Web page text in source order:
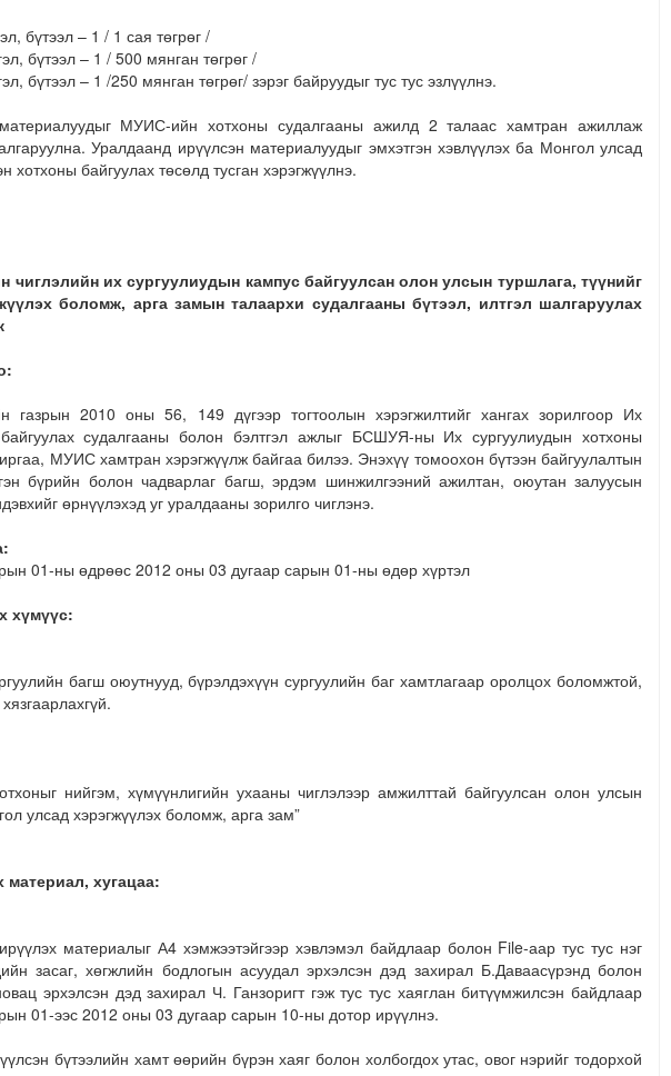
бүтээл – 1 / 1 сая төгрөг /
бүтээл – 1 / 500 мянган төгрөг /
бүтээл – 1 /250 мянган төгрөг/ зэрэг байруудыг тус тус эзлүүлнэ.
МУИС-ийн хотхоны судалгааны ажилд 2 талаас хамтран ажиллаж
Уралдаанд ирүүлсэн материалуудыг эмхэтгэн хэвлүүлэх ба Монгол улсад
хотхоны байгуулах төсөлд тусган хэрэгжүүлнэ.
чиглэлийн их сургуулиудын кампус байгуулсан олон улсын туршлага, түүнийг
боломж, арга замын талаархи судалгааны бүтээл, илтгэл шалгаруулах
газрын 2010 оны 56, 149 дүгээр тогтоолын хэрэгжилтийг хангах зорилгоор Их
судалгааны болон бэлтгэл ажлыг БСШУЯ-ны Их сургуулиудын хотхоны
МУИС хамтран хэрэгжүүлж байгаа билээ. Энэхүү томоохон бүтээн байгуулалтын
бүрийн болон чадварлаг багш, эрдэм шинжилгээний ажилтан, оюутан залуусын
өрнүүлэхэд уг уралдааны зорилго чиглэнэ.
01-ны өдрөөс 2012 оны 03 дугаар сарын 01-ны өдөр хүртэл
хүмүүс:
багш оюутнууд, бүрэлдэхүүн сургуулийн баг хамтлагаар оролцох боломжтой,
нийгэм, хүмүүнлигийн ухааны чиглэлээр амжилттай байгуулсан олон улсын
улсад хэрэгжүүлэх боломж, арга зам”
хугацаа:
материалыг А4 хэмжээтэйгээр хэвлэмэл байдлаар болон File-аар тус тус нэг
засаг, хөгжлийн бодлогын асуудал эрхэлсэн дэд захирал Б.Даваасүрэнд болон
эрхэлсэн дэд захирал Ч. Ганзоригт гэж тус тус хаяглан битүүмжилсэн байдлаар
01-ээс 2012 оны 03 дугаар сарын 10-ны дотор ирүүлнэ.
бүтээлийн хамт өөрийн бүрэн хаяг болон холбогдох утас, овог нэрийг тодорхой